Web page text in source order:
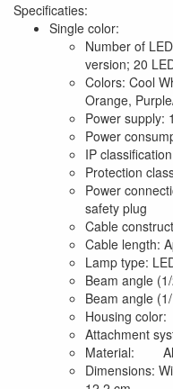
Specificaties:
Single color:
Number of
version; 20
Colors: Cool
Orange,
Power supply:
Power
IP
Protection
Power
safety plug
Cable
Cable length:
Lamp type:
Beam angle
Beam angle
Housing
Attachment
Material:
Dimensions: